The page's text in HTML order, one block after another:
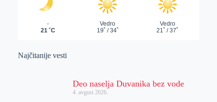
Najčitanije vesti
Deo naselja Duvanika bez vode
4. avgust 2026.